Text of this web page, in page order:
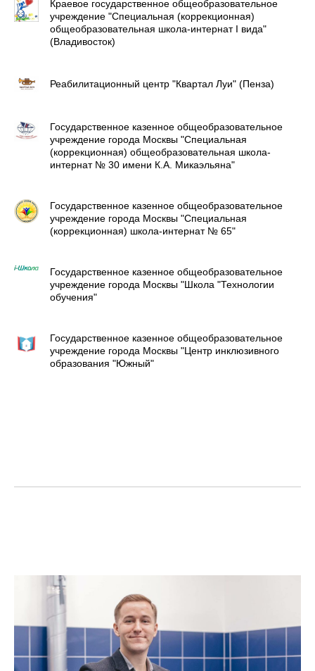
Краевое государственное общеобразовательное
учреждение "Специальная (коррекционная)
общеобразовательная школа-интернат I вида"
(Владивосток)
Реабилитационный центр "Квартал Луи" (Пенза)
Государственное казенное общеобразовательное
учреждение города Москвы "Специальная
(коррекционная) общеобразовательная школа-
интернат № 30 имени К.А. Микаэльяна"
Государственное казенное общеобразовательное
учреждение города Москвы "Специальная
(коррекционная) школа-интернат № 65"
Государственное казенное общеобразовательное
учреждение города Москвы "Школа "Технологии
обучения"
Государственное казенное общеобразовательное
учреждение города Москвы "Центр инклюзивного
образования "Южный"